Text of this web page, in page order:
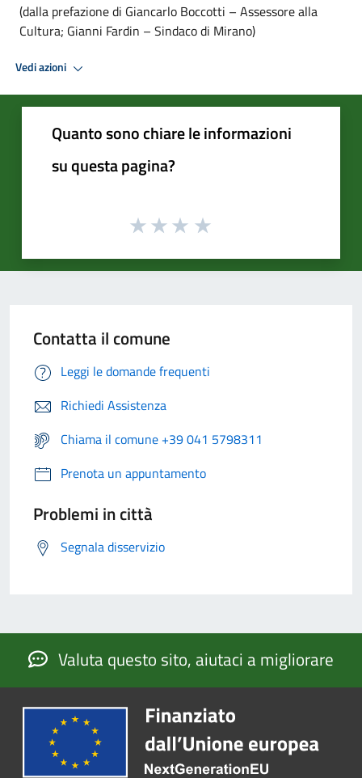
(dalla prefazione di Giancarlo Boccotti – Assessore alla
Cultura; Gianni Fardin – Sindaco di Mirano)
Vedi azioni
Quanto sono chiare le informazioni
su questa pagina?
Contatta il comune
Leggi le domande frequenti
Richiedi Assistenza
Chiama il comune +39 041 5798311
Prenota un appuntamento
Problemi in città
Segnala disservizio
Valuta questo sito, aiutaci a migliorare